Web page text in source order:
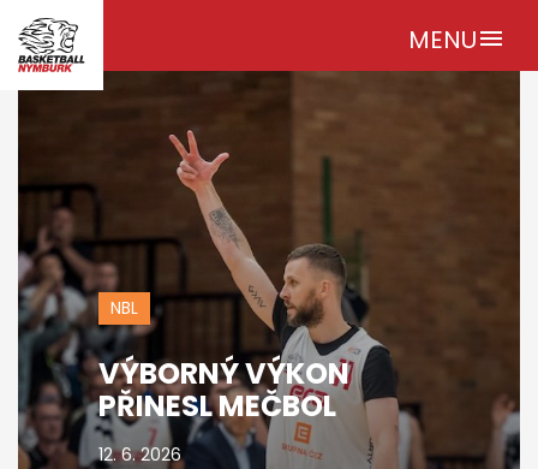
MENUmenu
NBL
VÝBORNÝ VÝKON
PŘINESL MEČBOL
12. 6. 2026